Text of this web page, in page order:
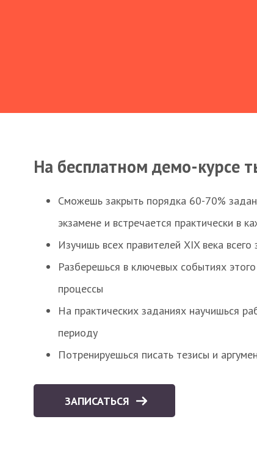
На бесплатном демо-курсе
Сможешь закрыть порядка 60-70%
экзамене и встречается практически в
Изучишь всех правителей XIX века всего
Разберешься в ключевых событиях
процессы
На практических заданиях научишься
периоду
Потренируешься писать тезисы и
ЗАПИСАТЬСЯ